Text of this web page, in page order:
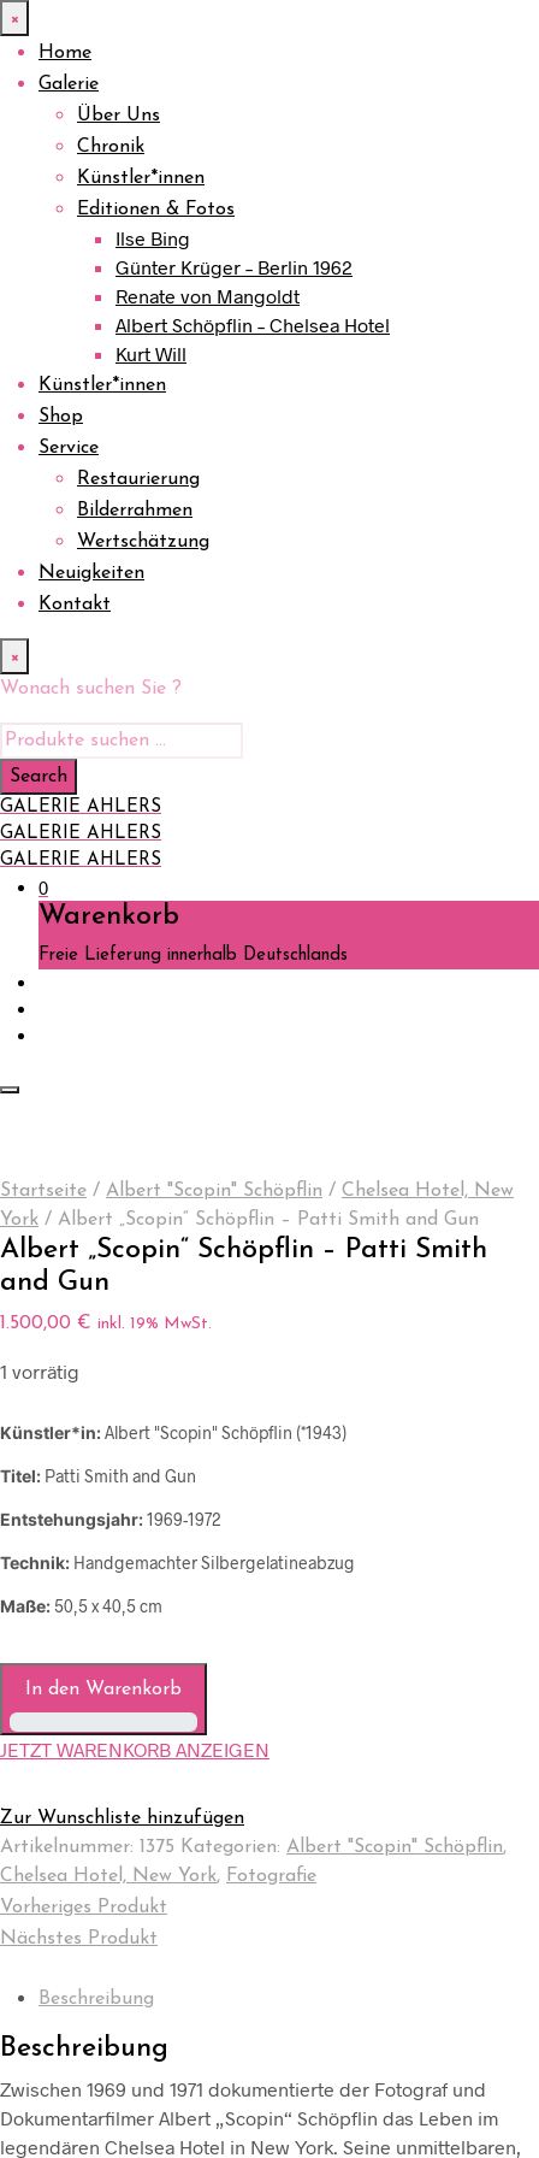
×
Home
Galerie
Über Uns
Chronik
Künstler*innen
Editionen & Fotos
Ilse Bing
Günter Krüger – Berlin 1962
Renate von Mangoldt
Albert Schöpflin – Chelsea Hotel
Kurt Will
Künstler*innen
Shop
Service
Restaurierung
Bilderrahmen
Wertschätzung
Neuigkeiten
Kontakt
×
Wonach suchen Sie ?
GALERIE AHLERS
GALERIE AHLERS
GALERIE AHLERS
0
Warenkorb
Freie Lieferung innerhalb Deutschlands
Startseite / Albert "Scopin" Schöpflin / Chelsea Hotel, New
York / Albert „Scopin“ Schöpflin – Patti Smith and Gun
Albert „Scopin“ Schöpflin – Patti Smith
and Gun
1.500,00 € inkl. 19% MwSt.
1 vorrätig
Künstler*in:Albert "Scopin" Schöpflin (*1943)
Titel: Patti Smith and Gun
Entstehungsjahr:1969-1972
Technik: Handgemachter Silbergelatineabzug
Maße:50,5 x 40,5 cm
In den Warenkorb
JETZT WARENKORB ANZEIGEN
Zur Wunschliste hinzufügen
Artikelnummer:
1375 Kategorien: Albert "Scopin" Schöpflin,
Chelsea Hotel, New York, Fotografie
Vorheriges Produkt
Nächstes Produkt
Beschreibung
Beschreibung
Zwischen 1969 und 1971 dokumentierte der Fotograf und
Dokumentarfilmer Albert „Scopin“ Schöpflin das Leben im
legendären Chelsea Hotel in New York. Seine unmittelbaren,